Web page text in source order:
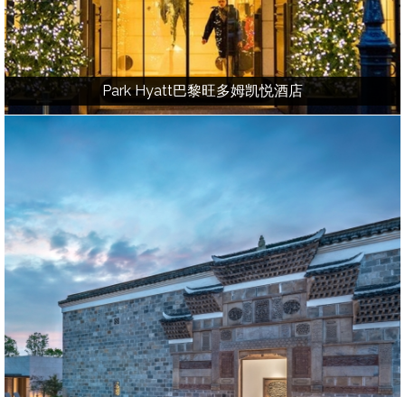
Park Hyatt巴黎旺多姆凯悦酒店